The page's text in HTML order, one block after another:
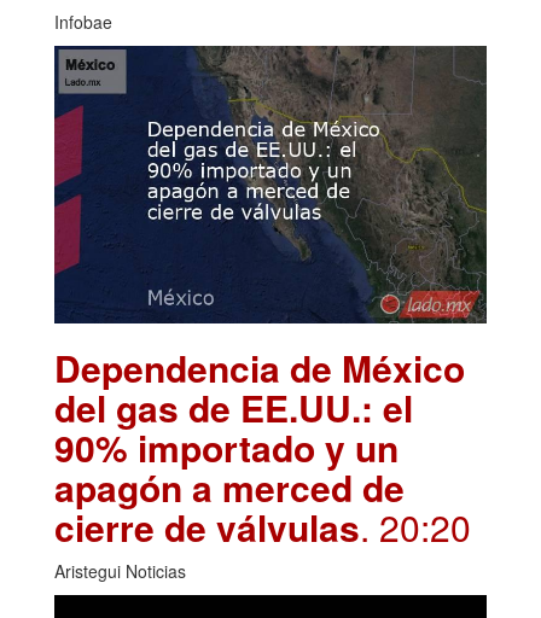
Infobae
Dependencia de México
del gas de EE.UU.: el
90% importado y un
apagón a merced de
cierre de válvulas. 20:20
Aristegui Noticias